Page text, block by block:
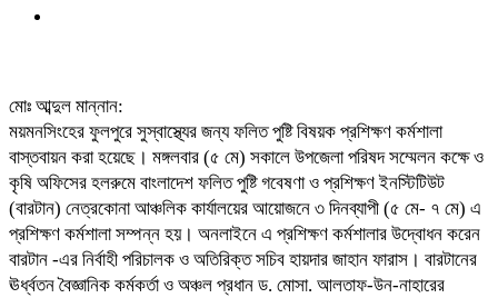
মোঃ আব্দুল মান্নান:
ময়মনসিংহের ফুলপুরে সুস্বাস্থ্যের জন্য ফলিত পুষ্টি বিষয়ক প্রশিক্ষণ কর্মশালা
বাস্তবায়ন করা হয়েছে। মঙ্গলবার (৫ মে) সকালে উপজেলা পরিষদ সম্মেলন কক্ষে ও
কৃষি অফিসের হলরুমে বাংলাদেশ ফলিত পুষ্টি গবেষণা ও প্রশিক্ষণ ইনস্টিটিউট
(বারটান) নেত্রকোনা আঞ্চলিক কার্যালয়ের আয়োজনে ৩ দিনব্যাপী (৫ মে- ৭ মে) এ
প্রশিক্ষণ কর্মশালা সম্পন্ন হয়। অনলাইনে এ প্রশিক্ষণ কর্মশালার উদ্বোধন করেন
বারটান -এর নির্বাহী পরিচালক ও অতিরিক্ত সচিব হায়দার জাহান ফারাস। বারটানের
ঊর্ধ্বতন বৈজ্ঞানিক কর্মকর্তা ও অঞ্চল প্রধান ড. মোসা. আলতাফ-উন-নাহারের